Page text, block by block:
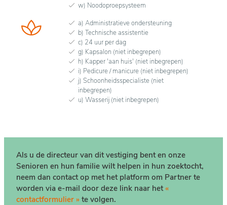
w) Noodoproepsysteem
a) Administratieve ondersteuning
b) Technische assistentie
c) 24 uur per dag
g) Kapsalon (niet inbegrepen)
h) Kapper 'aan huis' (niet inbegrepen)
i) Pedicure / manicure (niet inbegrepen)
j) Schoonheidsspecialiste (niet
inbegrepen)
u) Wasserij (niet inbegrepen)
Als u de directeur van dit vestiging bent en onze
Senioren en hun familie wilt helpen in hun zoektocht,
neem dan contact op met het platform om Partner te
worden via e-mail door deze link naar het «
contactformulier » te volgen.